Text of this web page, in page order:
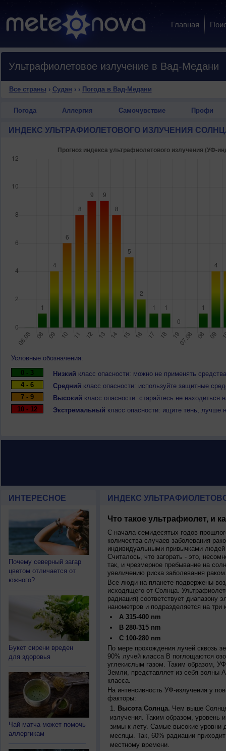
Главная
Ультрафиолетовое излучение в Вад-Медани
Все страны › Судан › › Погода в Вад-Медани
Погода Аллергия Самочувствие Профи
ИНДЕКС УЛЬТРАФИОЛЕТОВОГО ИЗЛУЧЕНИЯ
Условные обозначения:
0 - 3
Низкий класс опасности: можно не применять
4 - 6
Средний класс опасности: используйте защитные
7 - 9
Высокий класс опасности: старайтесь не
10 - 12
Экстремальный класс опасности: ищите тень, лучше
ИНТЕРЕСНОЕ
Почему северный загар
цветом отличается от
южного?
Букет сирени вреден
для здоровья
Чай матча может помочь
аллергикам
ИНДЕКС
Что такое ультрафиолет, и
С начала семидесятых годов
количества случаев заболевания
индивидуальными привычками
Считалось, что загорать - это,
так, и чрезмерное пребывание на
увеличению риска заболевания
Все люди на планете подвержены
исходящего от Солнца.
радиация) соответствует диапазону
нанометров и подразделяется на три
A 315-400 nm
B 280-315 nm
C 100-280 nm
По мере прохождения лучей сквозь
90% лучей класса B поглощаются
углекислым газом. Таким образом,
Земли, представляет из себя волны
класса.
На интенсивность УФ-излучения у
факторы:
Высота Солнца. Чем выше
излучения. Таким образом, уровень
зимы к лету. Самые высокие уровни
месяцы. Так, 60% радиации
местному времени.